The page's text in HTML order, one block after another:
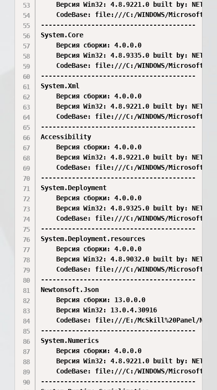
Версия Win32: 4.8.9221.0 built by:
CodeBase: file:///C:/WINDOWS/
----------------------------------------
System.Core
    Версия сборки: 4.0.0.0
Версия Win32: 4.8.9335.0 built by:
CodeBase: file:///C:/WINDOWS/
----------------------------------------
System.Xml
    Версия сборки: 4.0.0.0
Версия Win32: 4.8.9221.0 built by:
CodeBase: file:///C:/WINDOWS/
----------------------------------------
Accessibility
    Версия сборки: 4.0.0.0
Версия Win32: 4.8.9221.0 built by:
CodeBase: file:///C:/WINDOWS/
----------------------------------------
System.Deployment
    Версия сборки: 4.0.0.0
Версия Win32: 4.8.9325.0 built by:
CodeBase: file:///C:/WINDOWS/
----------------------------------------
System.Deployment.resources
    Версия сборки: 4.0.0.0
Версия Win32: 4.8.9032.0 built by:
CodeBase: file:///C:/WINDOWS/
----------------------------------------
Newtonsoft.Json
    Версия сборки: 13.0.0.0
    Версия Win32: 13.0.4.30916
CodeBase: file:///E:/McSkill%20Panel/
----------------------------------------
System.Numerics
    Версия сборки: 4.0.0.0
Версия Win32: 4.8.9221.0 built by:
CodeBase: file:///C:/WINDOWS/
----------------------------------------